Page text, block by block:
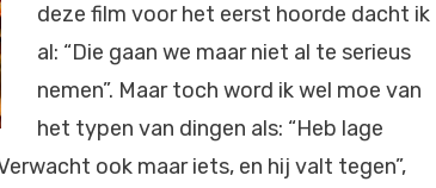
deze film voor het eerst hoorde dacht ik
al: “Die gaan we maar niet al te serieus
nemen”. Maar toch word ik wel moe van
het typen van dingen als: “Heb lage
ook maar iets, en hij valt tegen”,